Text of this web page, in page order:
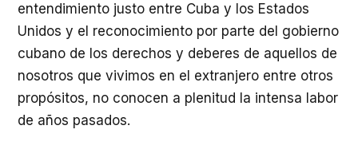
entendimiento justo entre Cuba y los Estados
Unidos y el reconocimiento por parte del gobierno
cubano de los derechos y deberes de aquellos de
nosotros que vivimos en el extranjero entre otros
propósitos, no conocen a plenitud la intensa labor
de años pasados.